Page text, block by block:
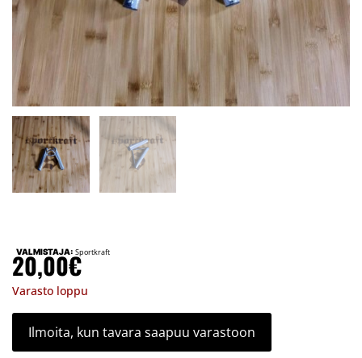
VALMISTAJA: Sportkraft
20,00€
Varasto loppu
Ilmoita, kun tavara saapuu varastoon